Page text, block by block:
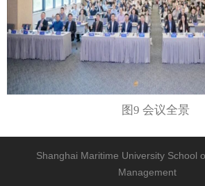
图9 会议全景
Shanghai Maritime University School
Management